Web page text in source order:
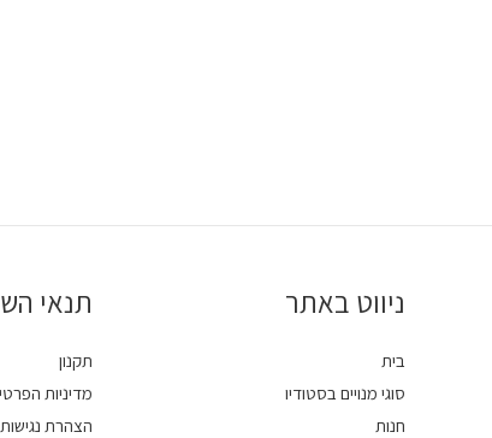
ניווט באתר
בית
סוגי מנויים בסטודיו
חנות
תנאי
תקנון
מדיניות
הצהרת נגישות